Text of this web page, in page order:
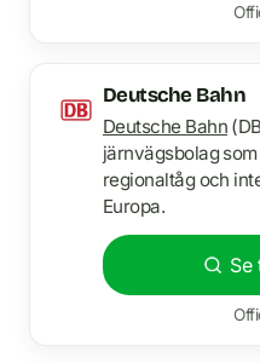
Deutsche Bahn
Deutsche Bahn
järnvägsbolag
regionaltåg och
Europa.
Se